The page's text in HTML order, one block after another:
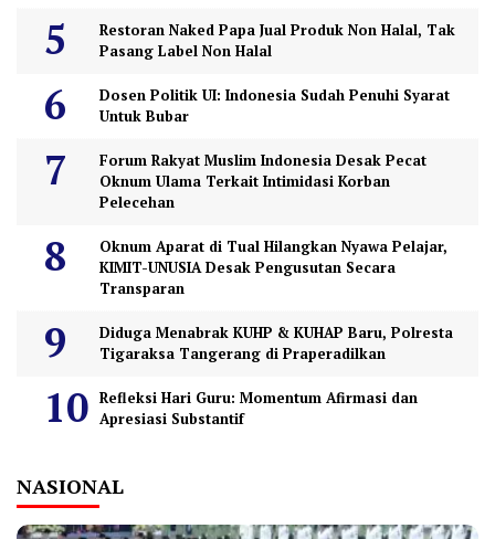
Restoran Naked Papa Jual Produk Non Halal, Tak
Pasang Label Non Halal
Dosen Politik UI: Indonesia Sudah Penuhi Syarat
Untuk Bubar
Forum Rakyat Muslim Indonesia Desak Pecat
Oknum Ulama Terkait Intimidasi Korban
Pelecehan
Oknum Aparat di Tual Hilangkan Nyawa Pelajar,
KIMIT-UNUSIA Desak Pengusutan Secara
Transparan
Diduga Menabrak KUHP & KUHAP Baru, Polresta
Tigaraksa Tangerang di Praperadilkan
Refleksi Hari Guru: Momentum Afirmasi dan
Apresiasi Substantif
NASIONAL